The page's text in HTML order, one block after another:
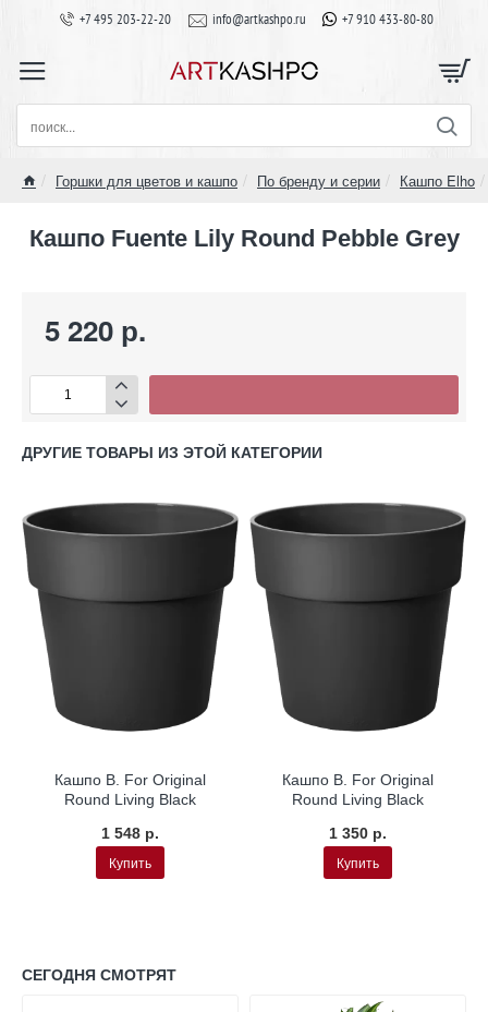
+7 495 203-22-20 info@artkashpo.ru +7 910 433-80-80
поиск...
Горшки для цветов и кашпо По бренду и серии Кашпо Elho
Кашпо Fuente Lily Round Pebble Grey
5 220 р.
ДРУГИЕ ТОВАРЫ ИЗ ЭТОЙ КАТЕГОРИИ
Кашпо B. For Original
Round Living Black
1 548 р.
Купить
Кашпо B. For Original
Round Living Black
1 350 р.
Купить
СЕГОДНЯ СМОТРЯТ